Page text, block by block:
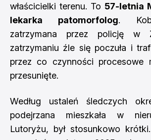
właścicielki terenu. To 57-letnia
lekarka patomorfolog.
zatrzymana przez policję w
zatrzymaniu źle się poczuła i
przez co czynności procesowe
przesunięte.
Według ustaleń śledczych
podejrzana mieszkała w
Lutoryżu, był stosunkowo krótki.